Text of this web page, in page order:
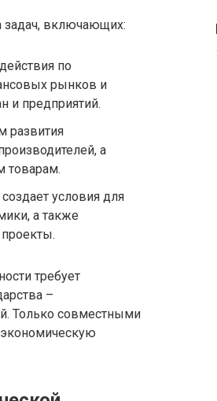
задач, включающих:
по
рынков и
и предприятий.
развития
а
товарам.
условия для
а также
требует
–
Только совместными